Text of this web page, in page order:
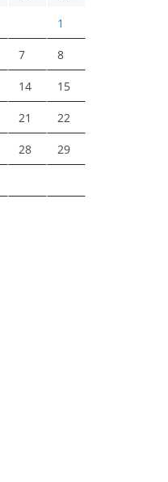
1
7 8
14 15
21 22
28 29